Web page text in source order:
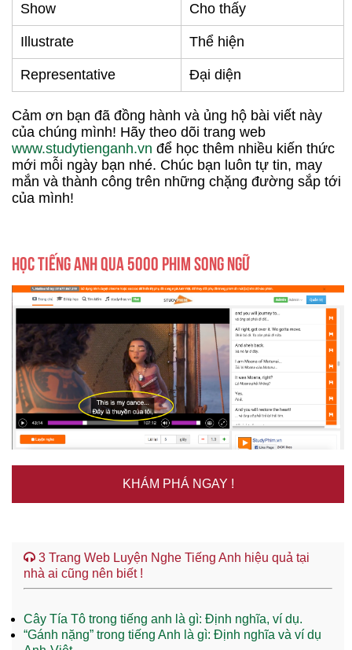
Show Cho thấy
Illustrate Thể hiện
Representative Đại diện
Cảm ơn bạn đã đồng hành và ủng hộ bài viết này
của chúng mình! Hãy theo dõi trang web
www.studytienganh.vn để học thêm nhiều kiến thức
mới mỗi ngày bạn nhé. Chúc bạn luôn tự tin, may
mắn và thành công trên những chặng đường sắp tới
của mình!
HỌC TIẾNG ANH QUA 5000 PHIM SONG NGỮ
KHÁM PHÁ NGAY !
3 Trang Web Luyện Nghe Tiếng Anh hiệu quả tại
nhà ai cũng nên biết !
Cây Tía Tô trong tiếng anh là gì: Định nghĩa, ví dụ.
“Gánh nặng” trong tiếng Anh là gì: Định nghĩa và ví dụ